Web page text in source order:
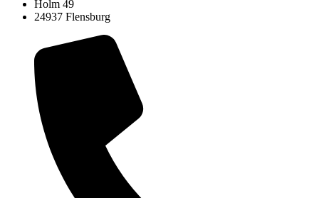
Holm 49
24937 Flensburg